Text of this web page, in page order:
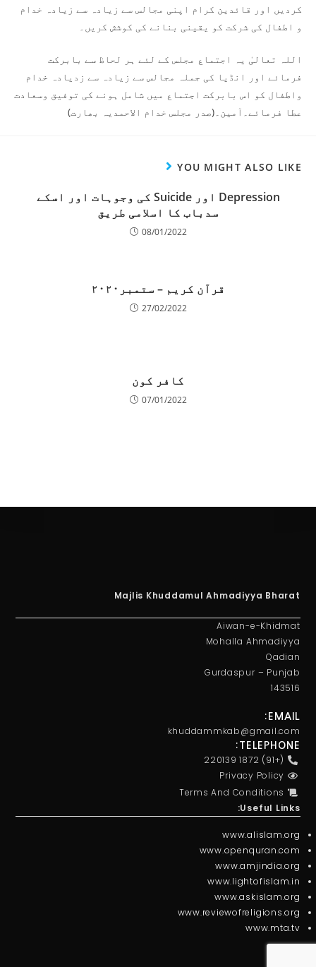
کردیں اور قائدین کرام اپنی مجالس سے زیادہ سے زیادہ خدام
و اطفال کی شرکت کو یقینی بنانے کی کوشش کریں۔
اللہ تعالیٰ یہ اجتماع مجلس کے لئے ہر لحاظ سے بابرکت
فرمائے اور انڈیا کی جملہ مجالس سے زیادہ سے زدیادہ خدام
واطفال کو اس بابرکت اجتماع میں شامل ہونے کی توفیق وسعادت
عطا فرمائے۔آمین۔(صدر مجلس خدام الاحمدیہ بھارت)
YOU MIGHT ALSO LIKE
Depression اور Suicide کی وجوہات اور اسکے
سدباب کا اسلامی طریق
08/01/2022
قرآن کریم – ستمبر۲۰۲۰
27/02/2022
کافر کون
07/01/2022
Majlis Khuddamul Ahmadiyya Bharat
Aiwan-e-Khidmat
Mohalla Ahmadiyya
Qadian
Gurdaspur – Punjab
143516
EMAIL:
khuddammkab@gmail.com
TELEPHONE:
(+91) 1872 220139
Privacy Policy
Terms And Conditions
Useful Links:
www.alislam.org
www.openquran.com
www.amjindia.org
www.lightofislam.in
www.askislam.org
www.reviewofreligions.org
www.mta.tv